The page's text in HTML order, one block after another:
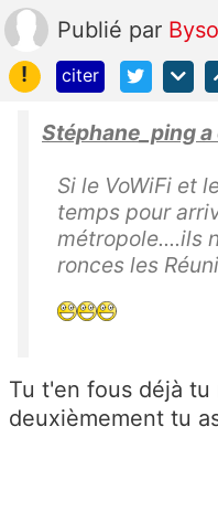
Publié par
!
citer
Stéphane_ping
Si le VoWiFi et
temps pour
métropole....ils
ronces les
Tu t'en fous déjà
deuxièmement tu